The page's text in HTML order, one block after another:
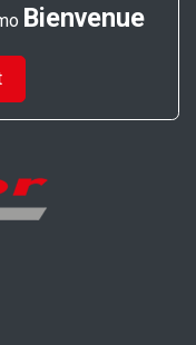
Bienvenue